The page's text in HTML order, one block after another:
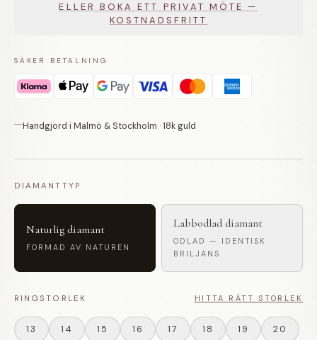
ELLER BOKA ETT PRIVAT MÖTE —
KOSTNADSFRITT
SÄKER BETALNING
Handgjord i Malmö & Stockholm · 18k guld
DIAMANTTYP
Naturlig diamant
FORMAD AV NATUREN
Labbodlad diamant
ODLAD — IDENTISK
BRILJANS
RINGSTORLEK HITTA RÄTT STORLEK
13 14 15 16 17 18 19 20